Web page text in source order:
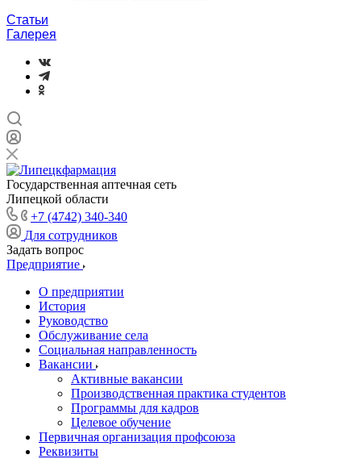
Статьи
Галерея
Государственная аптечная сеть
Липецкой области
+7 (4742) 340-340
Для сотрудников
Задать вопрос
Предприятие
О предприятии
История
Руководство
Обслуживание села
Социальная направленность
Вакансии
Активные вакансии
Производственная практика студентов
Программы для кадров
Целевое обучение
Первичная организация профсоюза
Реквизиты